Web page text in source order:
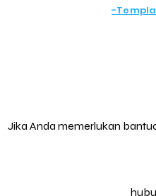
-
Jika Anda memerlukan